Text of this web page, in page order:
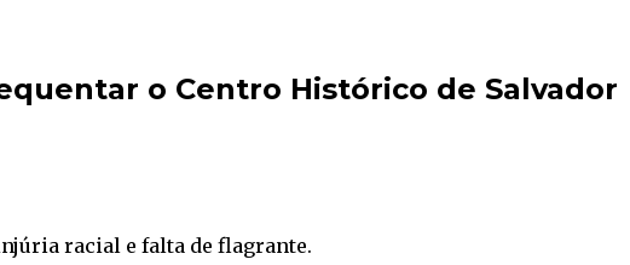
o Centro Histórico de Salvador
racial e falta de flagrante.